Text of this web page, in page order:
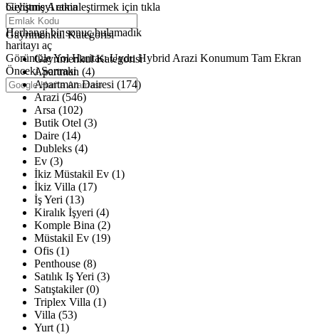
büyütmeyi etkinleştirmek için tıkla
Haritalar yükleniyor
Herhangi bir sonuç bulamadık
haritayı aç
GörüntüleYol Haritası Uydu Hybrid Arazi Konumum Tam Ekran
Önceki Sonraki
Gelişmiş Arama
Gayrimenkul Kategorisi
Gayrimenkul Kategorisi
Apartman (4)
Apartman Dairesi (174)
Arazi (546)
Arsa (102)
Butik Otel (3)
Daire (14)
Dubleks (4)
Ev (3)
İkiz Müstakil Ev (1)
İkiz Villa (17)
İş Yeri (13)
Kiralık İşyeri (4)
Komple Bina (2)
Müstakil Ev (19)
Ofis (1)
Penthouse (8)
Satılık Iş Yeri (3)
Satıştakiler (0)
Triplex Villa (1)
Villa (53)
Yurt (1)